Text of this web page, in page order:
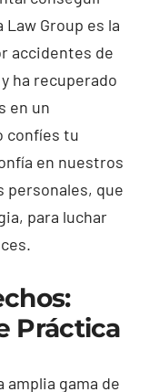
Group es la
accidentes de
ha recuperado
en un
confíes tu
en nuestros
personales, que
para luchar
Práctica
amplia gama de